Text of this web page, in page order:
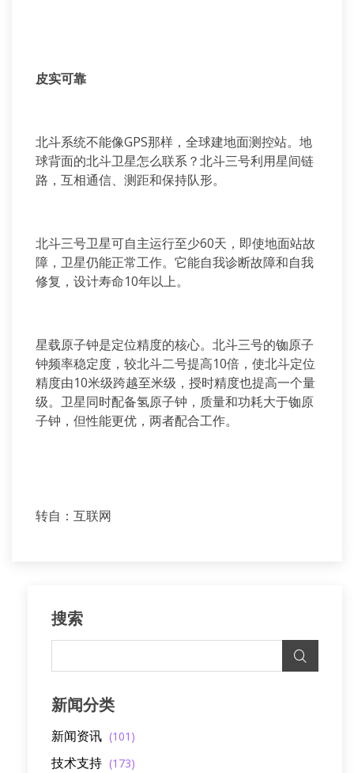
皮实可靠
北斗系统不能像GPS那样，全球建地面测控站。地
球背面的北斗卫星怎么联系？北斗三号利用星间链
路，互相通信、测距和保持队形。
北斗三号卫星可自主运行至少60天，即使地面站故
障，卫星仍能正常工作。它能自我诊断故障和自我
修复，设计寿命10年以上。
星载原子钟是定位精度的核心。北斗三号的铷原子
钟频率稳定度，较北斗二号提高10倍，使北斗定位
精度由10米级跨越至米级，授时精度也提高一个量
级。卫星同时配备氢原子钟，质量和功耗大于铷原
子钟，但性能更优，两者配合工作。
转自：互联网
搜索
新闻分类
新闻资讯 (101)
技术支持 (173)